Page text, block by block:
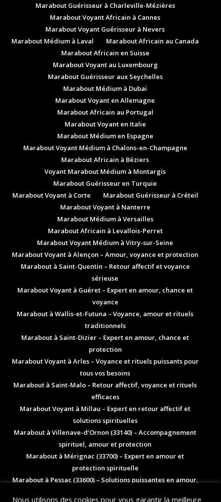
Marabout Guérisseur à Charleville-Mézières
Marabout Voyant Africain à Cannes
Marabout Voyant Guérisseur à Nevers
Marabout Médium à Laval
Marabout Africain au Canada
Marabout Africain en Suisse
Marabout Voyant au Luxembourg
Marabout Guérisseur aux Seychelles
Marabout Médium à Dubaï
Marabout Voyant en Allemagne
Marabout Africain au Portugal
Marabout Voyant en Italie
Marabout Médium en Espagne
Marabout Voyant Médium à Chalons-en-Champagne
Marabout Africain à Béziers
Voyant Marabout Médium à Montargis
Marabout Guérisseur en Turquie
Marabout Voyant à Corte
Marabout Guérisseur à Créteil
Marabout Voyant à Nanterre
Marabout Médium à Versailles
Marabout Africain à Levallois-Perret
Marabout Voyant Médium à Vitry-sur-Seine
Marabout Voyant à Alençon – Amour, voyance et protection
Marabout à Saint-Quentin – Retour affectif et voyance
sérieuse
Marabout Voyant à Guéret – Expert en amour, chance et
voyance
Marabout à Wallis-et-Futuna – Voyance, amour et rituels
traditionnels
Marabout à Saint-Dizier – Expert en amour, chance et
protection
Marabout Voyant à Arles – Voyance et rituels puissants pour
tous vos besoins
Marabout à Saint-Malo – Retour affectif, voyance et rituels
efficaces
Marabout Voyant à Millau – Expert en retour affectif et
solutions spirituelles
Marabout à Villenave-d’Ornon (33140) – Accompagnement
spirituel, amour et protection
Marabout à Mérignac (33700) – Expert en amour et
protection spirituelle
Marabout à Pessac (33600) – Solutions puissantes en amour,
Nous utilisons des cookies pour vous garantir la meilleure
Bonjour 👋, comment allez-vous ?
N'hésitez pas à m'ajouter sur Whatsapp